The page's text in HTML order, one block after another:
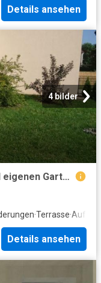
Details ansehen
4 bilder
5 Raumwohnung mit Terrasse und eigenen Garten in Heidenau
·Terrasse·Aufzug
Details ansehen